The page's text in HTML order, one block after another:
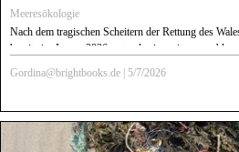
Meeresökologie
Nach dem tragischen Scheitern der Rettung des
bereits im Januar 2026 erstmals ein weiterer
zuletzt in die Ostsee gelangte und sich aktuell in
Dieser Wal weist eine Hauterkrankung auf. Keiner
über spezialisierte Rettungsteams oder etablierte
Gordina@brightbooks.de 5/7/2026